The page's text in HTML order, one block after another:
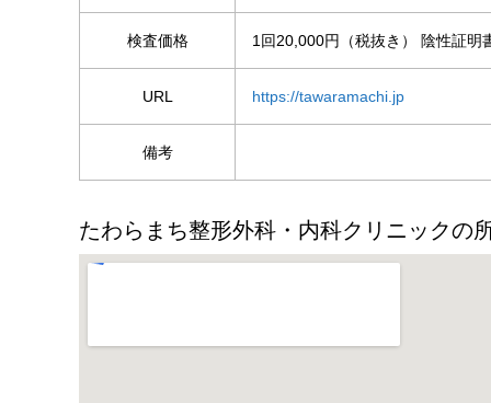
検査価格 1回20,000円（税抜き） 陰性証
URL https://tawaramachi.jp
備考
たわらまち整形外科・内科クリニックの